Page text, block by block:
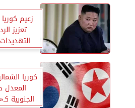
زعيم
تعزيز
كوريا
المعدل
الجنوبية